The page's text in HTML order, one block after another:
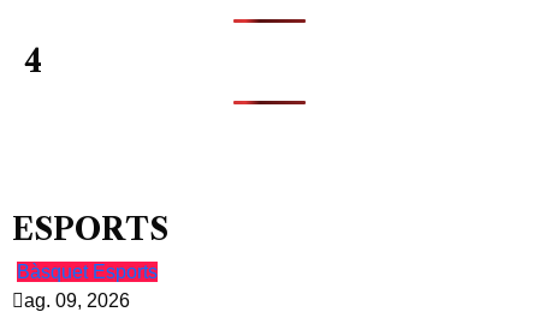
4
ESPORTS
Bàsquet Esports
ag. 09, 2026